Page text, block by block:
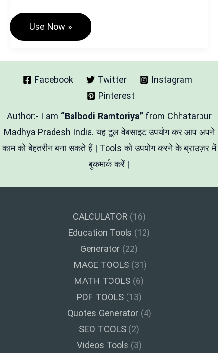
Hindi
Typing
Punctuation
हिन्दी
मे
टाइप
करे
Use Now »
Facebook Twitter
Instagram
Pinterest
Author:- I am “Balbodi Ramtoriya” from Chhatarpur
Madhya Pradesh India. यह टूल वेबसाइट उपयोग कर आप अपने
काम को बेहतरीन बना सकते हैं | Tools को उपयोग करने के ब्राउज़र में
बुकमार्क करें |
CALCULATOR (16)
Education Tools (12)
Generator (22)
IMAGE TOOLS(31)
MATH TOOLS (6)
PDF TOOLS(13)
Quotes Generator(4)
SEO TOOLS (2)
Videos Tools (3)